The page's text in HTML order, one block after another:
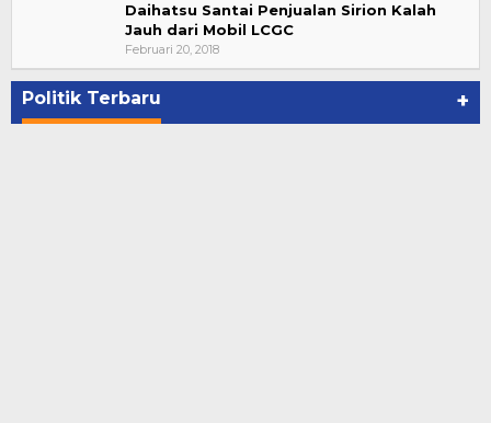
Daihatsu Santai Penjualan Sirion Kalah
Jauh dari Mobil LCGC
Februari 20, 2018
Politik Terbaru +
Bupati Ahmad Hijazi, Hadiri Paripurna Hasil
Penetapan Paslon Bupati dan Wabup Te…
Di NASIONAL, POLITIK, REJANG LEBONG